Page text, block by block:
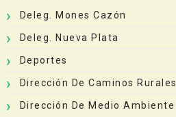
Deleg. Mones Cazón
Deleg. Nueva Plata
Deportes
Dirección De Caminos Rurales
Dirección De Medio Ambiente